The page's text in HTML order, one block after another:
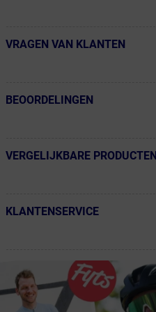
← Terug naar productnavigatie
VRAGEN VAN KLANTEN
← Terug naar productnavigatie
BEOORDELINGEN
← Terug naar productnavigatie
VERGELIJKBARE PRODUCTEN
← Terug naar productnavigatie
KLANTENSERVICE